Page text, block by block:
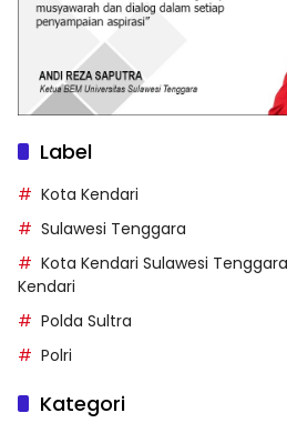
Label
Kota Kendari
Sulawesi Tenggara
Kota Kendari Sulawesi
Kendari
Polda Sultra
Polri
Kategori